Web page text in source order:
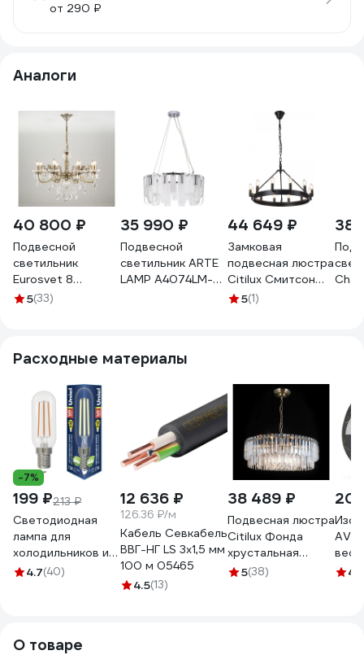
от 290 ₽
Аналоги
40 800 ₽
Подвесной
светильник
Eurosvet 8
античная бронза/
5(33)
35 990 ₽
Подвесной
светильник ARTE
LAMP A4074LM-
44 649 ₽
Замковая
подвесная люстра
Citilux Смитсон
Чёрная CL470112
5(1)
38
Расходные материалы
-7%
199 ₽213 ₽
Светодиодная
лампа для
холодильников и
вытяжки Uniel LED-
4.7(40)
12 636 ₽
126.36 ₽/м
Кабель Севкабель
ВВГ-НГ LS 3х1,5 мм
100 м 05465
4.5(13)
38 489 ₽
Подвесная люстра
Citilux Фонда
хрустальная
Бронза CL303223
5(38)
вес
0654.6
О товаре